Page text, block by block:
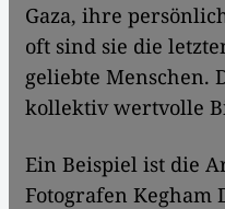
Gaza, ihre
oft sind sie die
geliebte Menschen.
kollektiv wertvolle
Ein Beispiel ist die
Fotografen Kegham